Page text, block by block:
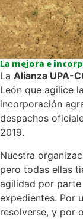
La mejora e
La Alianza UPA-
León que agilice
incorporación
despachos
2019.
Nuestra
pero todas ellas
agilidad por
expedientes. Por
resolverse, y por